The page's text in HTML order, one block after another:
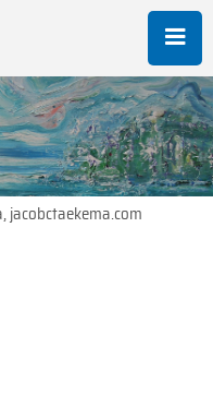
jacobctaekema.com